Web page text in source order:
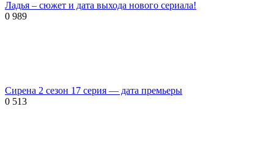
Ладья – сюжет и дата выхода нового сериала!
0 989
Сирена 2 сезон 17 серия — дата премьеры
0 513